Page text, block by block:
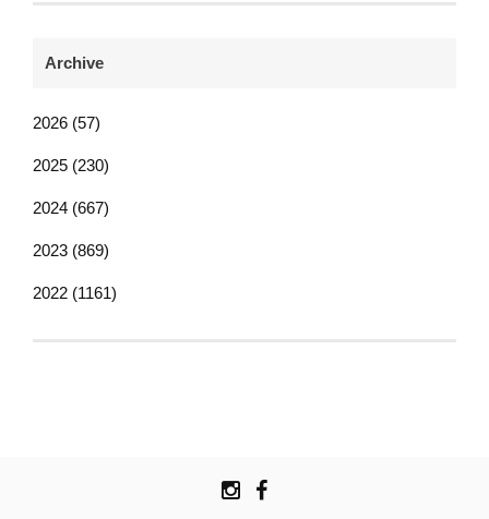
Archive
2026 (57)
2025 (230)
2024 (667)
2023 (869)
2022 (1161)